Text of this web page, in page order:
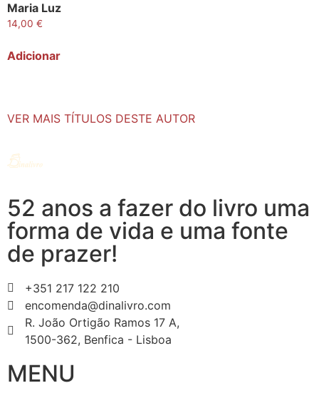
Maria Luz
14,00 €
Adicionar
VER MAIS TÍTULOS DESTE AUTOR
52 anos a fazer do livro uma
forma de vida e uma fonte
de prazer!
+351 217 122 210
encomenda@dinalivro.com
R. João Ortigão Ramos 17 A,
1500-362, Benfica - Lisboa
MENU